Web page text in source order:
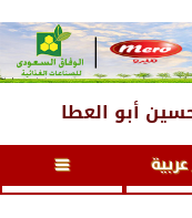
أبو العطا
عربية